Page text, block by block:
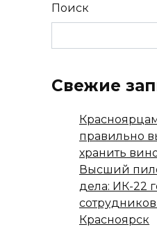
Поиск
Свежие
правильно
хранить
Высший
дела: ИК-22
Красноярск